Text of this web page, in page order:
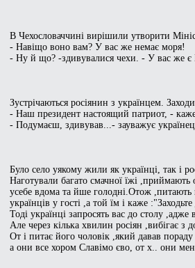
В Чехословаччині вирішили утворити
- Навіщо воно вам? У вас же немає моря!
- Ну й що? -здивувалися чехи. - У вас же є
Зустрічаються росіянин з українцем.
- Наш президент настоящий патриот, -
- Подумаєш, здивував...- зауважує
Було село уякому жили як українці, так і
Наготували багато смачної їжі ,приймають
усебе вдома та йше голодні.Отож
українців у гості ,а той їм і каже
Тоді українці запросять вас до столу
Але через кілька хвилин росіян ,вибігає з
От і питає його чоловік ,який давав
а они все хором Славімо єво, от х.. они